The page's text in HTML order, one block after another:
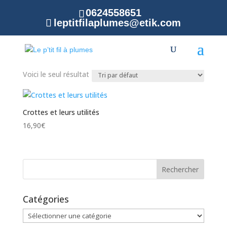
0624558651
leptitfilaplumes@etik.com
Accueil/ Produit Illustrateurs / Alexandre Géraudie
Alexandre Géraudie
Voici le seul résultat
Crottes et leurs utilités
16,90€
Catégories
Catégories